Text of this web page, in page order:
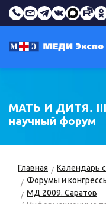
МАТЬ И ДИТЯ. III
научный форум
Главная
Календарь
Форумы и
МД 2009. Саратов